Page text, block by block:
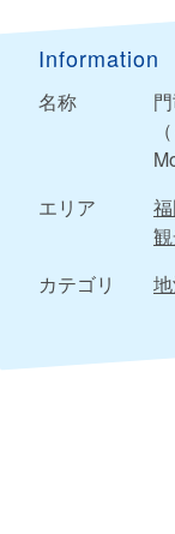
Information
名称
エリア
カテゴリ